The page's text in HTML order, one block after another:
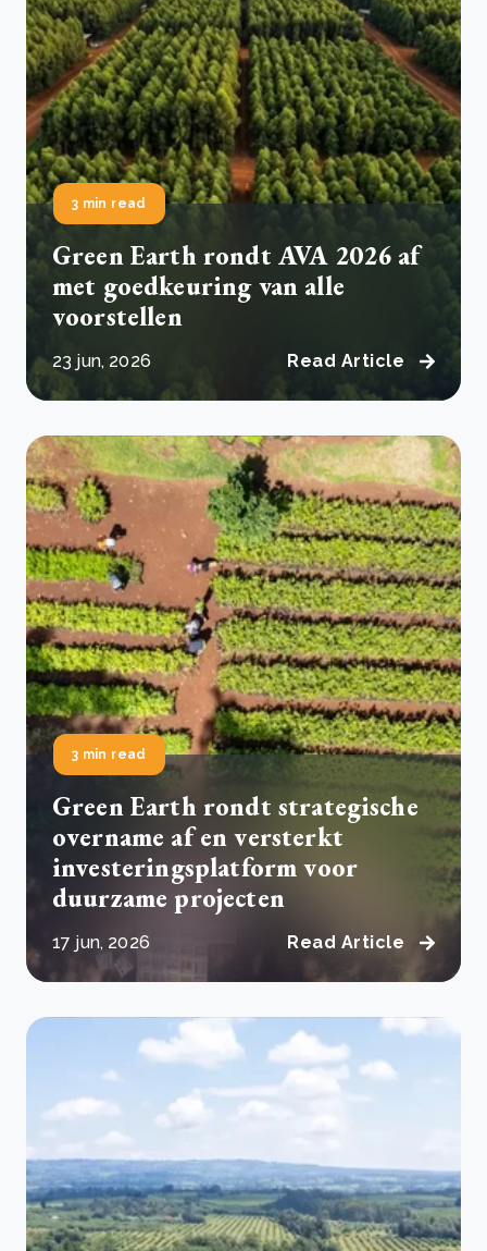
3 min read
Green Earth rondt AVA 2026 af
met goedkeuring van alle
voorstellen
23 jun, 2026 Read Article
3 min read
Green Earth rondt strategische
overname af en versterkt
investeringsplatform voor
duurzame projecten
17 jun, 2026 Read Article